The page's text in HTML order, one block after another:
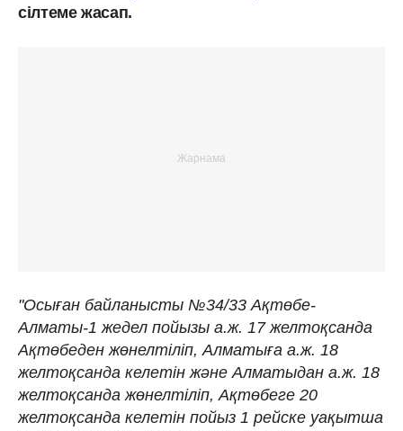
сілтеме жасап.
"Осыған байланысты №34/33 Ақтөбе-
Алматы-1 жедел пойызы а.ж. 17 желтоқсанда
Ақтөбеден жөнелтіліп, Алматыға а.ж. 18
желтоқсанда келетін және Алматыдан а.ж. 18
желтоқсанда жөнелтіліп, Ақтөбеге 20
желтоқсанда келетін пойыз 1 рейске уақытша